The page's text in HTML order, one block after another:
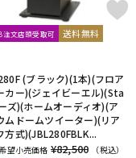
注文店頭受取可 送料無料
(ブラック)(1本)(フロア
カー)(ジェイビーエル)(Sta
ズ)(ホームオーディオ)(ア
ムドームツイーター)(リア
方式)(JBL280FBLK...
望小売価格 ¥82,500
（税込）